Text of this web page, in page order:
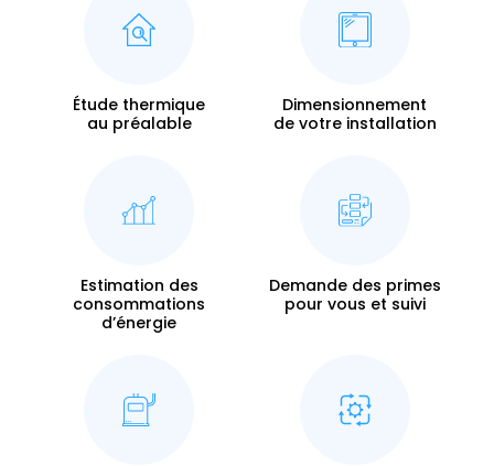
Étude thermique
au préalable
Dimensionnement
de votre installation
Estimation des
consommations
d’énergie
Demande des primes
pour vous et suivi